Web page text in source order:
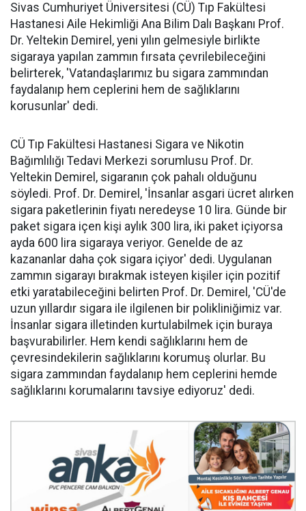
Sivas Cumhuriyet Üniversitesi (CÜ) Tıp Fakültesi
Hastanesi Aile Hekimliği Ana Bilim Dalı Başkanı Prof.
Dr. Yeltekin Demirel, yeni yılın gelmesiyle birlikte
sigaraya yapılan zammın fırsata çevrilebileceğini
belirterek, 'Vatandaşlarımız bu sigara zammından
faydalanıp hem ceplerini hem de sağlıklarını
korusunlar' dedi.
CÜ Tıp Fakültesi Hastanesi Sigara ve Nikotin
Bağımlılığı Tedavi Merkezi sorumlusu Prof. Dr.
Yeltekin Demirel, sigaranın çok pahalı olduğunu
söyledi. Prof. Dr. Demirel, 'İnsanlar asgari ücret alırken
sigara paketlerinin fiyatı neredeyse 10 lira. Günde bir
paket sigara içen kişi aylık 300 lira, iki paket içiyorsa
ayda 600 lira sigaraya veriyor. Genelde de az
kazananlar daha çok sigara içiyor' dedi. Uygulanan
zammın sigarayı bırakmak isteyen kişiler için pozitif
etki yaratabileceğini belirten Prof. Dr. Demirel, 'CÜ'de
uzun yıllardır sigara ile ilgilenen bir polikliniğimiz var.
İnsanlar sigara illetinden kurtulabilmek için buraya
başvurabilirler. Hem kendi sağlıklarını hem de
çevresindekilerin sağlıklarını korumuş olurlar. Bu
sigara zammından faydalanıp hem ceplerini hemde
sağlıklarını korumalarını tavsiye ediyoruz' dedi.